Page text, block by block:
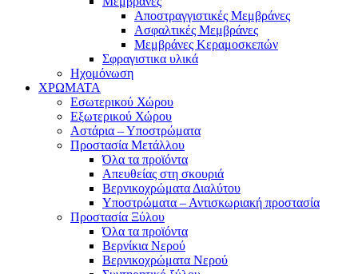
Αποστραγγιστικές Μεμβράνες
Ασφαλτικές Μεμβράνες
Μεμβράνες Κεραμοσκεπών
Σφραγιστικα υλικά
Ηχομόνωση
ΧΡΩΜΑΤΑ
Εσωτερικού Χώρου
Εξωτερικού Χώρου
Αστάρια – Υποστρώματα
Προστασία Μετάλλου
Όλα τα προϊόντα
Απευθείας στη σκουριά
Βερνικοχρώματα Διαλύτου
Υποστρώματα – Αντισκωριακή προστασία
Προστασία Ξύλου
Όλα τα προϊόντα
Βερνίκια Νερού
Βερνικοχρώματα Νερού